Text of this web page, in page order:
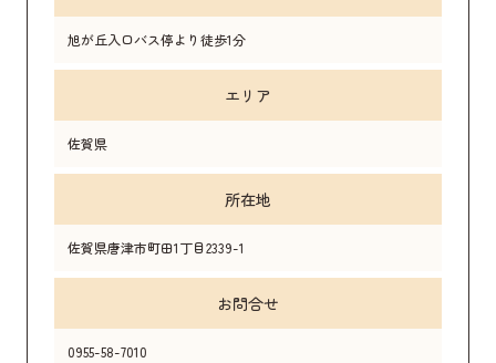
旭が丘入口バス停より徒歩1分
エリア
佐賀県
所在地
佐賀県唐津市町田1丁目2339-1
お問合せ
0955-58-7010